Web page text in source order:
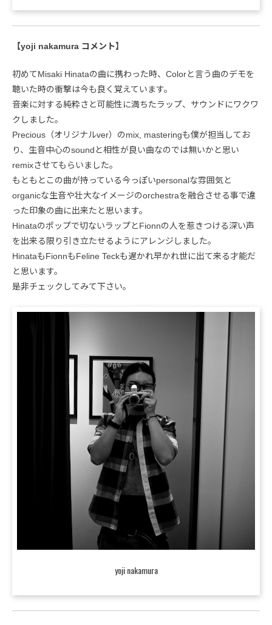
【yoji nakamura コメント】
初めてMisaki Hinataの曲に携わった時、Colorと言う曲のデモを
聴いた時の衝撃は今も良く覚えています。
音楽に対する純粋さと可能性に満ちたラップ、サウンドにワクワ
クしました。
Precious（オリジナルver）のmix, masteringも僕が担当してお
り、生音中心のsoundと相性が良い曲なのでは無いかと思い
remixさせてもらいました。
もともとこの曲が持っている今っぽいpersonalな雰囲気と
organicな生音や壮大なイメージのorchestraを融合させる事で違
った印象の曲に出来たと思います。
Hinataのポップで切ないラップとFionnの人を惹きつける深い声
を出来る限り引き立たせるようにアレンジしました。
HinataもFionnもFeline Teckも遅かれ早かれ世に出て来る才能だ
と思います。
是非チェックしてみて下さい。
yoji nakamura